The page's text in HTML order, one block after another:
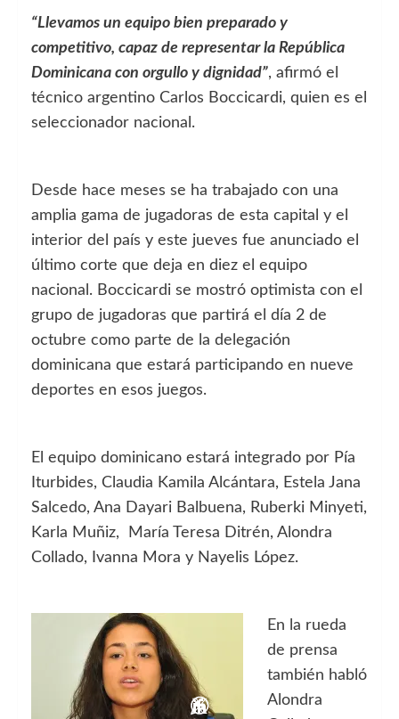
“Llevamos un equipo bien preparado y
competitivo, capaz de representar la República
Dominicana con orgullo y dignidad”, afirmó el
técnico argentino Carlos Boccicardi, quien es el
seleccionador nacional.
Desde hace meses se ha trabajado con una
amplia gama de jugadoras de esta capital y el
interior del país y este jueves fue anunciado el
último corte que deja en diez el equipo
nacional. Boccicardi se mostró optimista con el
grupo de jugadoras que partirá el día 2 de
octubre como parte de la delegación
dominicana que estará participando en nueve
deportes en esos juegos.
El equipo dominicano estará integrado por Pía
Iturbides, Claudia Kamila Alcántara, Estela Jana
Salcedo, Ana Dayari Balbuena, Ruberki Minyeti,
Karla Muñiz, María Teresa Ditrén, Alondra
Collado, Ivanna Mora y Nayelis López.
En la rueda
de prensa
también habló
Alondra